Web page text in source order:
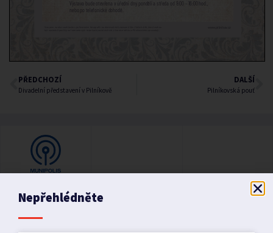
PŘEDCHOZÍ
Divadelní představení v Pilníkově
DALŠÍ
Pilníkovská pouť
Nepřehlédněte